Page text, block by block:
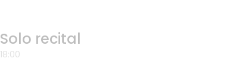
Solo recital
18:00